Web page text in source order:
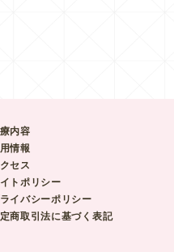
内容
情報
セス
トポリシー
イバシーポリシー
商取引法に基づく表記